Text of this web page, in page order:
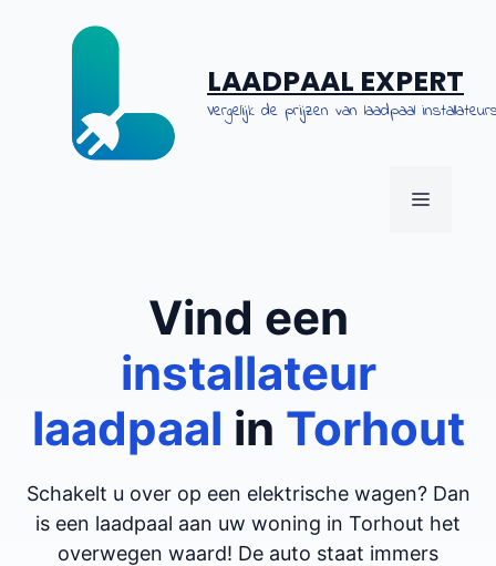
LAADPAAL EXPERT
Vergelijk de prijzen van laadpaal
MENU
Vind een
installateur
laadpaal in Torhout
Schakelt u over op een elektrische wagen? Dan
is een laadpaal aan uw woning in Torhout het
overwegen waard! De auto staat immers